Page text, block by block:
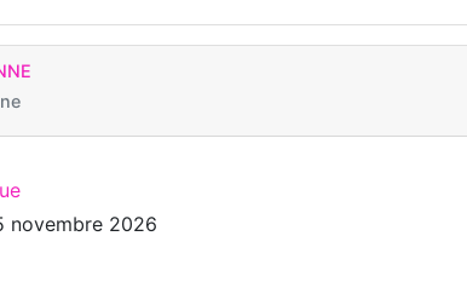
novembre 2026